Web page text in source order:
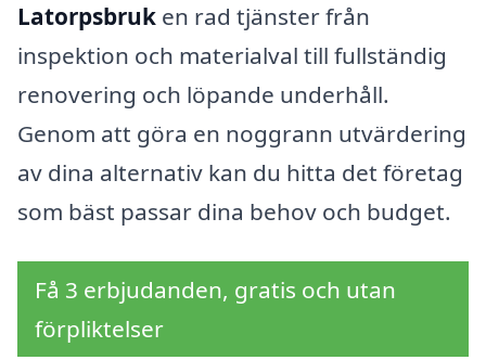
Latorpsbruk en rad tjänster från
inspektion och materialval till fullständig
renovering och löpande underhåll.
Genom att göra en noggrann utvärdering
av dina alternativ kan du hitta det företag
som bäst passar dina behov och budget.
Få 3 erbjudanden, gratis och utan
förpliktelser